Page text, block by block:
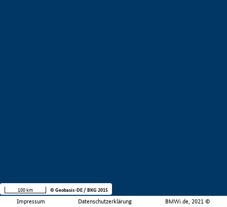
Impressum Datenschutzerklärung BMWi.de, 2021 ©
100 km © Geobasis-DE / BKG 2015